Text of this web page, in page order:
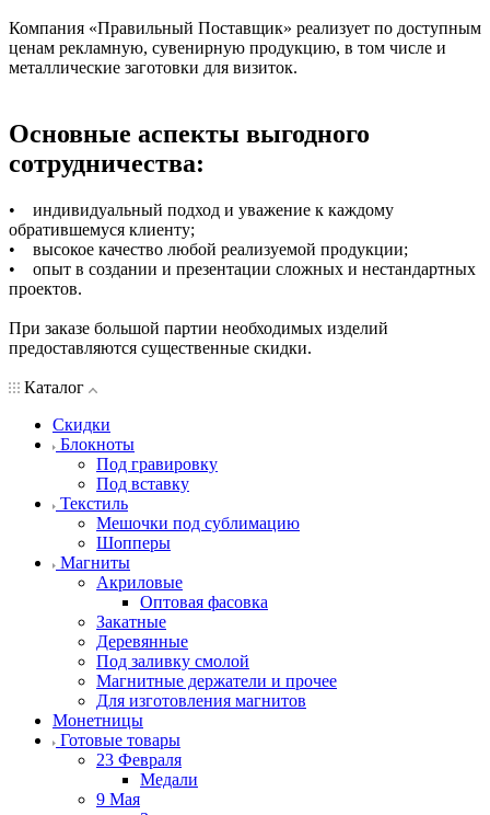
Компания «Правильный Поставщик» реализует по доступным
ценам рекламную, сувенирную продукцию, в том числе и
металлические заготовки для визиток.
Основные аспекты выгодного
сотрудничества:
• индивидуальный подход и уважение к каждому
обратившемуся клиенту;
• высокое качество любой реализуемой продукции;
• опыт в создании и презентации сложных и нестандартных
проектов.
При заказе большой партии необходимых изделий
предоставляются существенные скидки.
Каталог
Скидки
Блокноты
Под гравировку
Под вставку
Текстиль
Мешочки под сублимацию
Шопперы
Магниты
Акриловые
Оптовая фасовка
Закатные
Деревянные
Под заливку смолой
Магнитные держатели и прочее
Для изготовления магнитов
Монетницы
Готовые товары
23 Февраля
Медали
9 Мая